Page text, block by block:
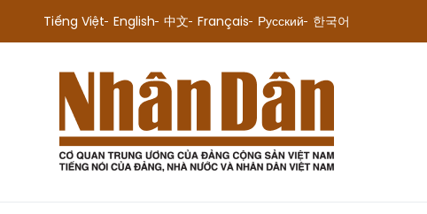
Tiếng Việt English 中文 Français Русский 한국어